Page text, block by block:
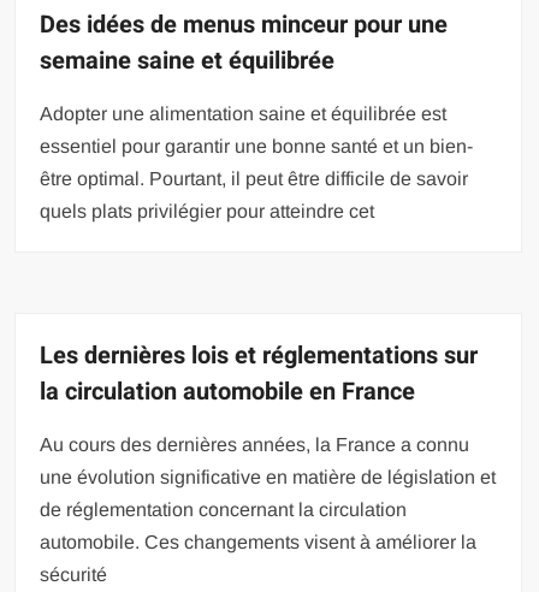
Des idées de menus minceur pour une
semaine saine et équilibrée
Adopter une alimentation saine et équilibrée est
essentiel pour garantir une bonne santé et un bien-
être optimal. Pourtant, il peut être difficile de savoir
quels plats privilégier pour atteindre cet
Les dernières lois et réglementations sur
la circulation automobile en France
Au cours des dernières années, la France a connu
une évolution significative en matière de législation et
de réglementation concernant la circulation
automobile. Ces changements visent à améliorer la
sécurité